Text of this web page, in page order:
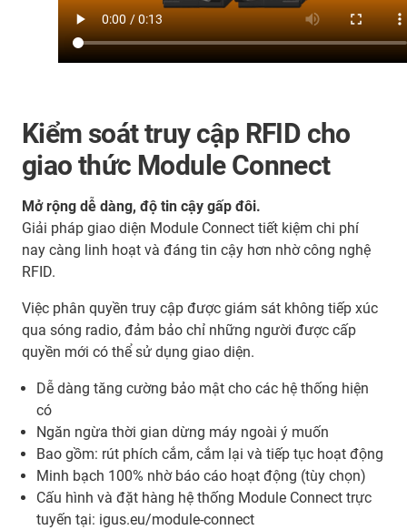
Kiểm soát truy cập RFID cho
giao thức Module Connect
Mở rộng dễ dàng, độ tin cậy gấp đôi.
Giải pháp giao diện Module Connect tiết kiệm chi phí
nay càng linh hoạt và đáng tin cậy hơn nhờ công nghệ
RFID.
Việc phân quyền truy cập được giám sát không tiếp xúc
qua sóng radio, đảm bảo chỉ những người được cấp
quyền mới có thể sử dụng giao diện.
Dễ dàng tăng cường bảo mật cho các hệ thống hiện
có
Ngăn ngừa thời gian dừng máy ngoài ý muốn
Bao gồm: rút phích cắm, cắm lại và tiếp tục hoạt động
Minh bạch 100% nhờ báo cáo hoạt động (tùy chọn)
Cấu hình và đặt hàng hệ thống Module Connect trực
tuyến tại: igus.eu/module-connect